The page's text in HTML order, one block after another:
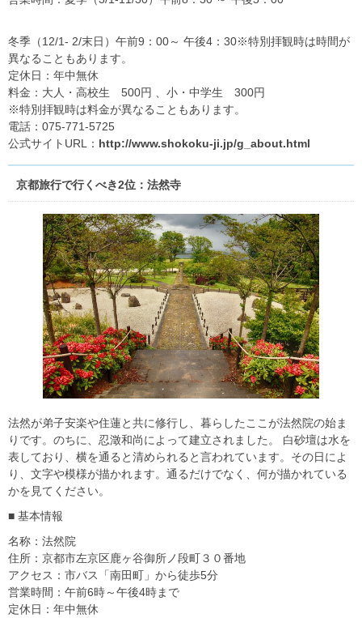
冬季（12/1- 2/末日）午前9：00～ 午後4：30※特別拝観時は時間が
異なることもあります。
定休日：年中無休
料金：大人・高校生 500円 、小・中学生 300円
※特別拝観時は料金が異なることもあります。
電話：075-771-5725
公式サイトURL： http://www.shokoku-ji.jp/g_about.html
京都旅行で行くべき2位：法然寺
法然が弟子安楽や住蓮と共に修行し、暮らしたここが法然院の始ま
りです。のちに、忍澂和尚によって建立されました。 白砂壇は水を
表しており、横を通ると清められると言われています。その日によ
り、文字や模様が描かれます。通るだけでなく、何が描かれている
かを見てください。
■ 基本情報
名称：法然院
住所：京都市左京区鹿ヶ谷御所ノ段町３０番地
アクセス：市バス「南田町」から徒歩5分
営業時間：午前6時～午後4時まで
定休日：年中無休